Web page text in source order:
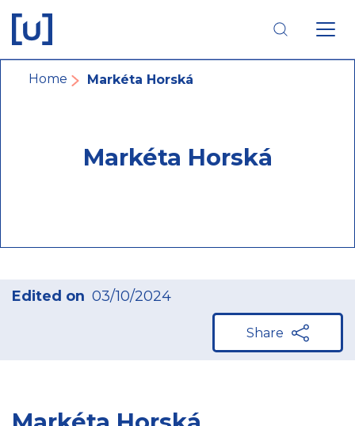
main
navigation
main
content
footer
navigation
Breadcrumb
Home Markéta Horská
Markéta Horská
Edited on 03/10/2024
Share